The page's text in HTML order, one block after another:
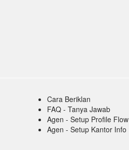
Cara Beriklan
FAQ - Tanya Jawab
Agen - Setup Profile Flow
Agen - Setup Kantor Info